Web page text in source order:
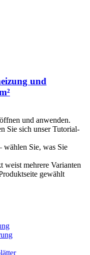
und
und anwenden.
Sie sich unser Tutorial-
wählen Sie, was Sie
weist mehrere Varianten
gewählt